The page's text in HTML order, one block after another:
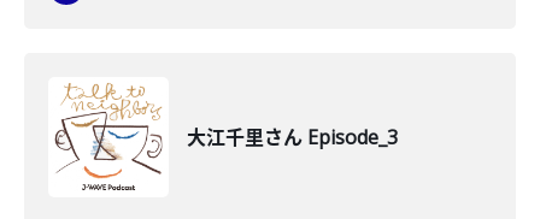
大江千里さん Episode_3